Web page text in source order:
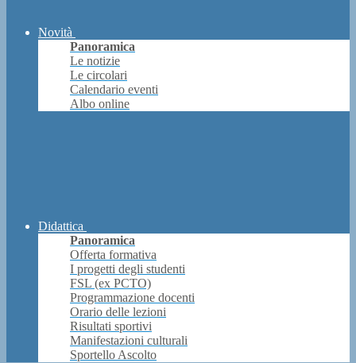
Novità
Panoramica
Le notizie
Le circolari
Calendario eventi
Albo online
Didattica
Panoramica
Offerta formativa
I progetti degli studenti
FSL (ex PCTO)
Programmazione docenti
Orario delle lezioni
Risultati sportivi
Manifestazioni culturali
Sportello Ascolto